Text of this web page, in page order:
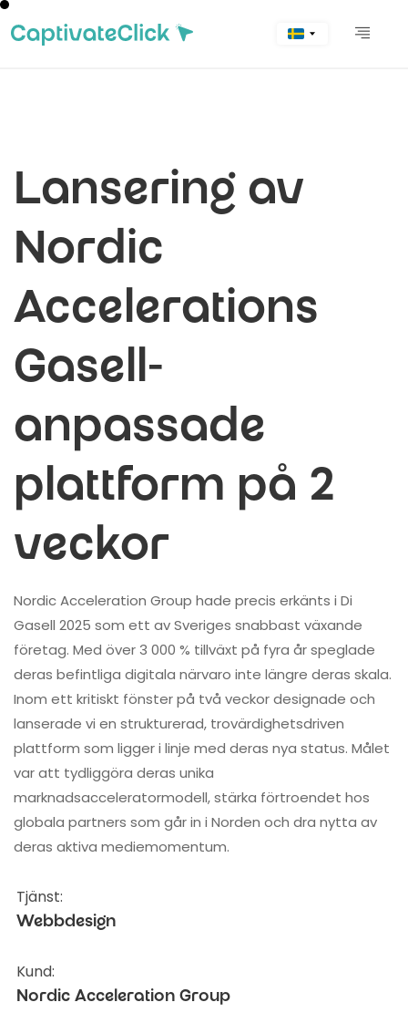
Lansering av
Nordic
Accelerations
Gasell-
anpassade
plattform på 2
veckor
Nordic Acceleration Group hade precis erkänts i Di
Gasell 2025 som ett av Sveriges snabbast växande
företag. Med över 3 000 % tillväxt på fyra år speglade
deras befintliga digitala närvaro inte längre deras skala.
Inom ett kritiskt fönster på två veckor designade och
lanserade vi en strukturerad, trovärdighetsdriven
plattform som ligger i linje med deras nya status. Målet
var att tydliggöra deras unika
marknadsacceleratormodell, stärka förtroendet hos
globala partners som går in i Norden och dra nytta av
deras aktiva mediemomentum.
Tjänst:
Webbdesign
Kund:
Nordic Acceleration Group